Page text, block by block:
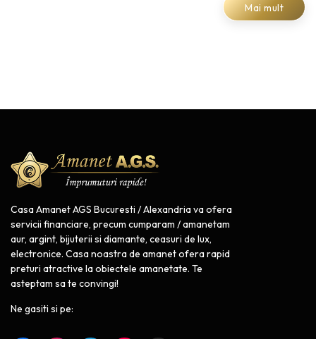
Mai mult
Casa Amanet AGS Bucuresti / Alexandria va ofera
servicii financiare, precum cumparam / amanetam
aur, argint, bijuterii si diamante, ceasuri de lux,
electronice. Casa noastra de amanet ofera rapid
preturi atractive la obiectele amanetate. Te
asteptam sa te convingi!
Ne gasiti si pe: